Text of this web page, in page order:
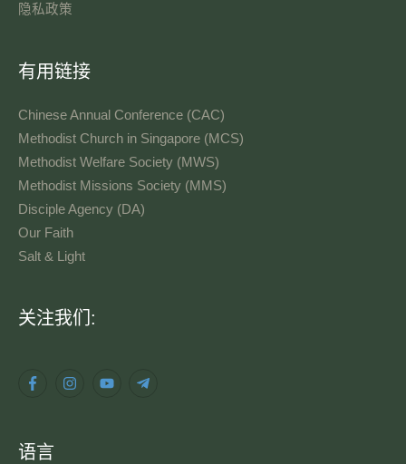
隐私政策
有用链接
Chinese Annual Conference (CAC)
Methodist Church in Singapore (MCS)
Methodist Welfare Society (MWS)
Methodist Missions Society (MMS)
Disciple Agency (DA)
Our Faith
Salt & Light
关注我们:
语言
语